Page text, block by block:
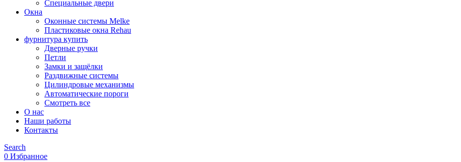
Специальные двери
Окна
Оконные системы Melke
Пластиковые окна Rehau
фурнитура купить
Дверные ручки
Петли
Замки и защёлки
Раздвижные системы
Цилиндровые механизмы
Автоматические пороги
Смотреть все
О нас
Наши работы
Контакты
Search
0 Избранное